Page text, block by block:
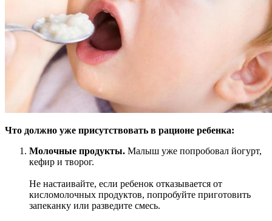
Что должно уже присутствовать в рационе ребенка:
Молочные продукты. Малыш уже попробовал йогурт,
кефир и творог.
Не настаивайте, если ребенок отказывается от
кисломолочных продуктов, попробуйте приготовить
запеканку или разведите смесь.